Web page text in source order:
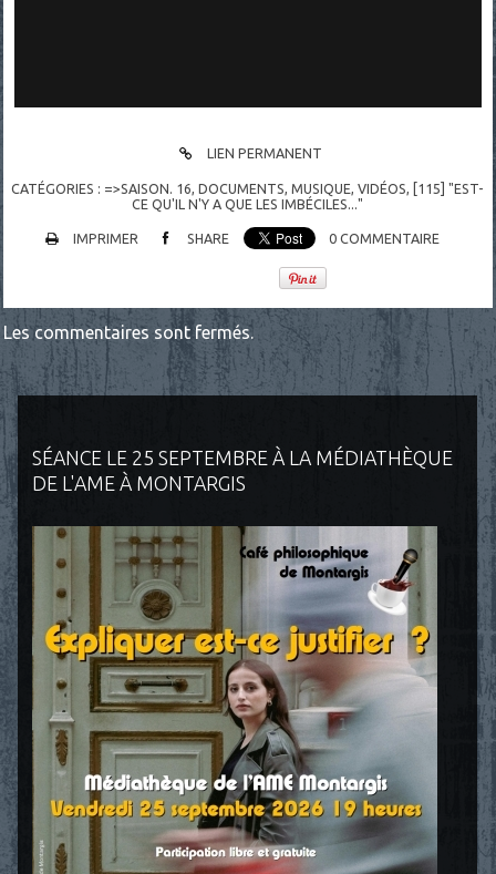
SÉANCE LE 25 SEPTEMBRE À LA MÉDIATHÈQUE
DE L'AME À MONTARGIS
LIEN PERMANENT
CATÉGORIES : =>SAISON. 16,DOCUMENTS,MUSIQUE,VIDÉOS,
[115] "EST-
CE QU'IL N'Y A QUE LES IMBÉCILES..."
IMPRIMER SHARE 0 COMMENTAIRE
Les commentaires sont fermés.